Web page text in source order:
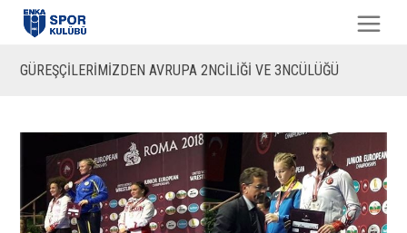
GÜREŞÇİLERİMİZDEN AVRUPA 2NCİLİĞİ VE 3NCÜLÜĞÜ